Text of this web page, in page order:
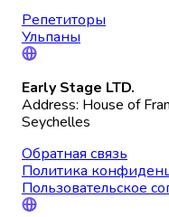
Репетиторы
Ульпаны
Early Stage LTD.
Address: House of
Seychelles
Обратная связь
Политика
Пользовательское